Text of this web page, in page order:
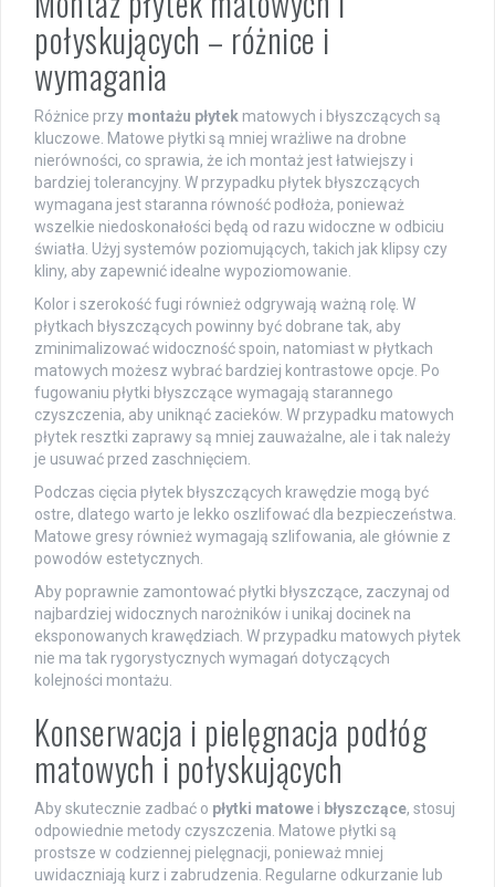
połyskujących – różnice i
wymagania
Różnice przy montażu płytek matowych i błyszczących są
kluczowe. Matowe płytki są mniej wrażliwe na drobne
nierówności, co sprawia, że ich montaż jest łatwiejszy i
bardziej tolerancyjny. W przypadku płytek błyszczących
wymagana jest staranna równość podłoża, ponieważ
wszelkie niedoskonałości będą od razu widoczne w odbiciu
światła. Użyj systemów poziomujących, takich jak klipsy czy
kliny, aby zapewnić idealne wypoziomowanie.
Kolor i szerokość fugi również odgrywają ważną rolę. W
płytkach błyszczących powinny być dobrane tak, aby
zminimalizować widoczność spoin, natomiast w płytkach
matowych możesz wybrać bardziej kontrastowe opcje. Po
fugowaniu płytki błyszczące wymagają starannego
czyszczenia, aby uniknąć zacieków. W przypadku matowych
płytek resztki zaprawy są mniej zauważalne, ale i tak należy
je usuwać przed zaschnięciem.
Podczas cięcia płytek błyszczących krawędzie mogą być
ostre, dlatego warto je lekko oszlifować dla bezpieczeństwa.
Matowe gresy również wymagają szlifowania, ale głównie z
powodów estetycznych.
Aby poprawnie zamontować płytki błyszczące, zaczynaj od
najbardziej widocznych narożników i unikaj docinek na
eksponowanych krawędziach. W przypadku matowych płytek
nie ma tak rygorystycznych wymagań dotyczących
kolejności montażu.
Konserwacja i pielęgnacja podłóg
matowych i połyskujących
Aby skutecznie zadbać o płytki matowe i błyszczące, stosuj
odpowiednie metody czyszczenia. Matowe płytki są
prostsze w codziennej pielęgnacji, ponieważ mniej
uwidaczniają kurz i zabrudzenia. Regularne odkurzanie lub